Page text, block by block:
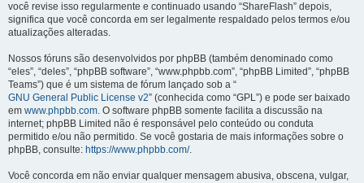
você revise isso regularmente e continuado usando “ShareFlash” depois,
significa que você concorda em ser legalmente respaldado pelos termos e/ou
atualizações alteradas.
Nossos fóruns são desenvolvidos por phpBB (também denominado como
“eles”, “deles”, “phpBB software”, “www.phpbb.com”, “phpBB Limited”, “phpBB
Teams”) que é um sistema de fórum lançado sob a “
GNU General Public License v2” (conhecida como “GPL”) e pode ser baixado
em www.phpbb.com. O software phpBB somente facilita a discussão na
internet; phpBB Limited não é responsável pelo conteúdo ou conduta
permitido e/ou não permitido. Se você gostaria de mais informações sobre o
phpBB, consulte: https://www.phpbb.com/.
Você concorda em não enviar qualquer mensagem abusiva, obscena, vulgar,